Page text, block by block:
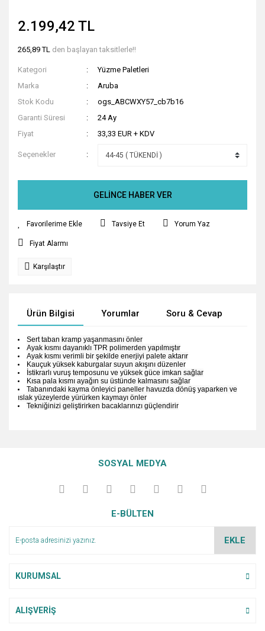
2.199,42 TL
265,89 TL den başlayan taksitlerle!!
Kategori
Yüzme Paletleri
Marka
Aruba
Stok Kodu
ogs_ABCWXY57_cb7b16
Garanti Süresi
24 Ay
Fiyat
33,33 EUR + KDV
Seçenekler
GELİNCE HABER VER
Tavsiye Et Yorum Yaz
Fiyat Alarmı
Karşılaştır
Ürün Bilgisi Yorumlar Soru & Cevap
Sert taban kramp yaşanmasını önler
Ayak kısmı dayanıklı TPR polimerden yapılmıştır
Ayak kısmı verimli bir şekilde enerjiyi palete aktarır
Kauçuk yüksek kaburgalar suyun akışını düzenler
İstikrarlı vuruş temposunu ve yüksek güce imkan sağlar
Kısa pala kısmı ayağın su üstünde kalmasını sağlar
Tabanındaki kayma önleyici paneller havuzda dönüş yaparken ve
ıslak yüzeylerde yürürken kaymayı önler
Tekniğinizi geliştirirken bacaklarınızı güçlendirir
Yorum Yaz
kullanarak tarafımıza iletebilirsiniz.
Görüş ve önerileriniz için teşekkür ederiz.
Ürün açıklamasında eksik bilgiler bulunuyor.
SOSYAL MEDYA
E-BÜLTEN
EKLE
KURUMSAL
ALIŞVERİŞ